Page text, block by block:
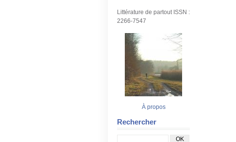
Littérature de partout ISSN :
2266-7547
À propos
Rechercher